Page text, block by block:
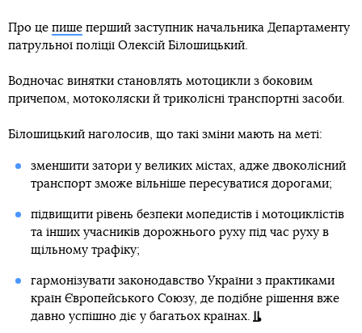
Про це пише перший заступник начальника Департаменту
патрульної поліції Олексій Білошицький.
Водночас винятки становлять мотоцикли з боковим
причепом, мотоколяски й триколісні транспортні засоби.
Білошицький наголосив, що такі зміни мають на меті:
зменшити затори у великих містах, адже двоколісний
транспорт зможе вільніше пересуватися дорогами;
підвищити рівень безпеки мопедистів і мотоциклістів
та інших учасників дорожнього руху під час руху в
щільному трафіку;
гармонізувати законодавство України з практиками
країн Європейського Союзу, де подібне рішення вже
давно успішно діє у багатьох країнах.